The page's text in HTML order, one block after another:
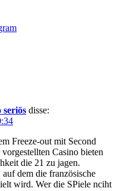
seriös disse:
Freeze-out mit Second
Casino bieten
die 21 zu jagen.
dem die französische
wird. Wer die SPiele nciht